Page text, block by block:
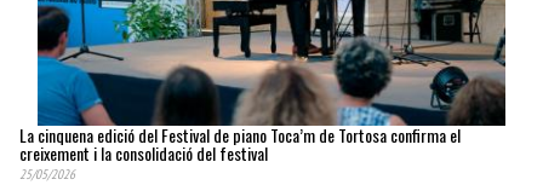
La cinquena edició del Festival de piano Toca’m de Tortosa confirma el
creixement i la consolidació del festival
25/05/2026